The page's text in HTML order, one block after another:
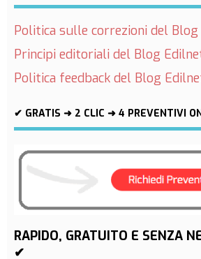
Politica sulle correzioni del
Principi editoriali del Blog
Politica feedback del Blog
✔ GRATIS ➜ 2 CLIC ➜ 4 PREVENTIVI
RAPIDO, GRATUITO E SENZA
✔